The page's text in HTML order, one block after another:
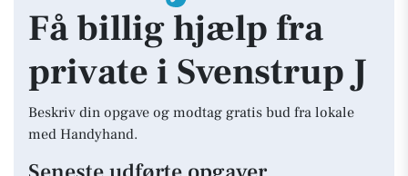
Få billig hjælp fra
private i Svenstrup J
Beskriv din opgave og modtag gratis bud fra lokale
med Handyhand.